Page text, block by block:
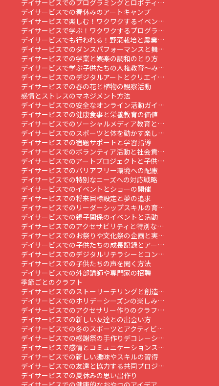
デイサービスでのプログラミングとロボティ…
デイサービスでの春休みのアートキャンプ
デイサービスで楽しむ！ワクワクするイベン…
デイサービスで学ぶ！ワクワクするプログラ…
デイサービスでも行われる！野菜栽培と農業…
デイサービスでのダンスパフォーマンスと舞…
デイサービスでの学業と娯楽の調和のとり方
デイサービスで学ぶ子供たちの人権教育～み…
デイサービスでのデジタルアートとクリエイ…
デイサービスでの春の花と植物の観察活動
感情とストレスのマネジメント方法
デイサービスでの安全なオンライン活動ガイ…
デイサービスでの健康食事と栄養教育の価値
デイサービスでのソーシャルメディア教育と…
デイサービスでのスポーツと体を動かす楽し…
デイサービスでの宿題サポートと学習指導
デイサービスでのボランティア活動と社会貢…
デイサービスでのアートプロジェクトと子供…
デイサービスでのバリアフリー環境への配慮
デイサービスでの特別なニーズへの対応戦略
デイサービスでのイベントとショーの開催
デイサービスでの将来目標設定と夢の追求
デイサービスでのリーダーシップスキルの育…
デイサービスでの親子関係のイベントと活動
デイサービスでのアクセサビリティと特別な…
デイサービスでのお祭りや文化祭の企画と実…
デイサービスでの子供たちの成長記録とアー…
デイサービスでのデジタルリテラシーとコン…
デイサービスでの子供たちの声を聞く方法
デイサービスでの外部講師や専門家の招聘
季節ごとのクラフト
デイサービスでのストーリーテリングと創造…
デイサービスでのホリデーシーズンの楽しみ…
デイサービスでのアクセサリー作りのクラフ…
デイサービスでの新しい友達との出会い方
デイサービスでの冬のスポーツとアクティビ…
デイサービスでの感謝祭の手作りデコレーシ…
デイサービスで感情とコミュニケーションス…
デイサービスでの新しい趣味やスキルの習得
デイサービスでの友達と協力する共同プロジ…
デイサービスでの夏休みの思い出作り